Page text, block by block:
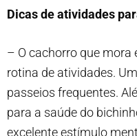
Dicas de atividades
– O cachorro que
rotina de atividades.
passeios frequentes.
para a saúde do
excelente estímulo